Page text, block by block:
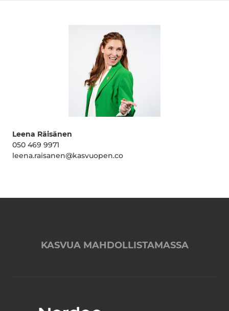
Leena Räisänen
050 469 9971
leena.raisanen@kasvuopen.co
KASVUA MAHDOLLISTAMASSA